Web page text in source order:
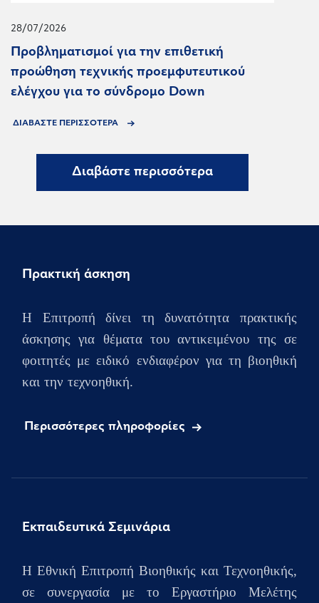
28/07/2026
Προβληματισμοί για την επιθετική
προώθηση τεχνικής προεμφυτευτικού
ελέγχου για το σύνδρομο Down
ΔΙΑΒΑΣΤΕ ΠΕΡΙΣΣΟΤΕΡΑ
Διαβάστε περισσότερα
Πρακτική άσκηση
Η Επιτροπή δίνει τη δυνατότητα πρακτικής
άσκησης για θέματα του αντικειμένου της σε
φοιτητές με ειδικό ενδιαφέρον για τη βιοηθική
και την τεχνοηθική.
Περισσότερες πληροφορίες
Εκπαιδευτικά Σεμινάρια
H Εθνική Επιτροπή Βιοηθικής και Τεχνοηθικής,
σε συνεργασία με το Εργαστήριο Μελέτης